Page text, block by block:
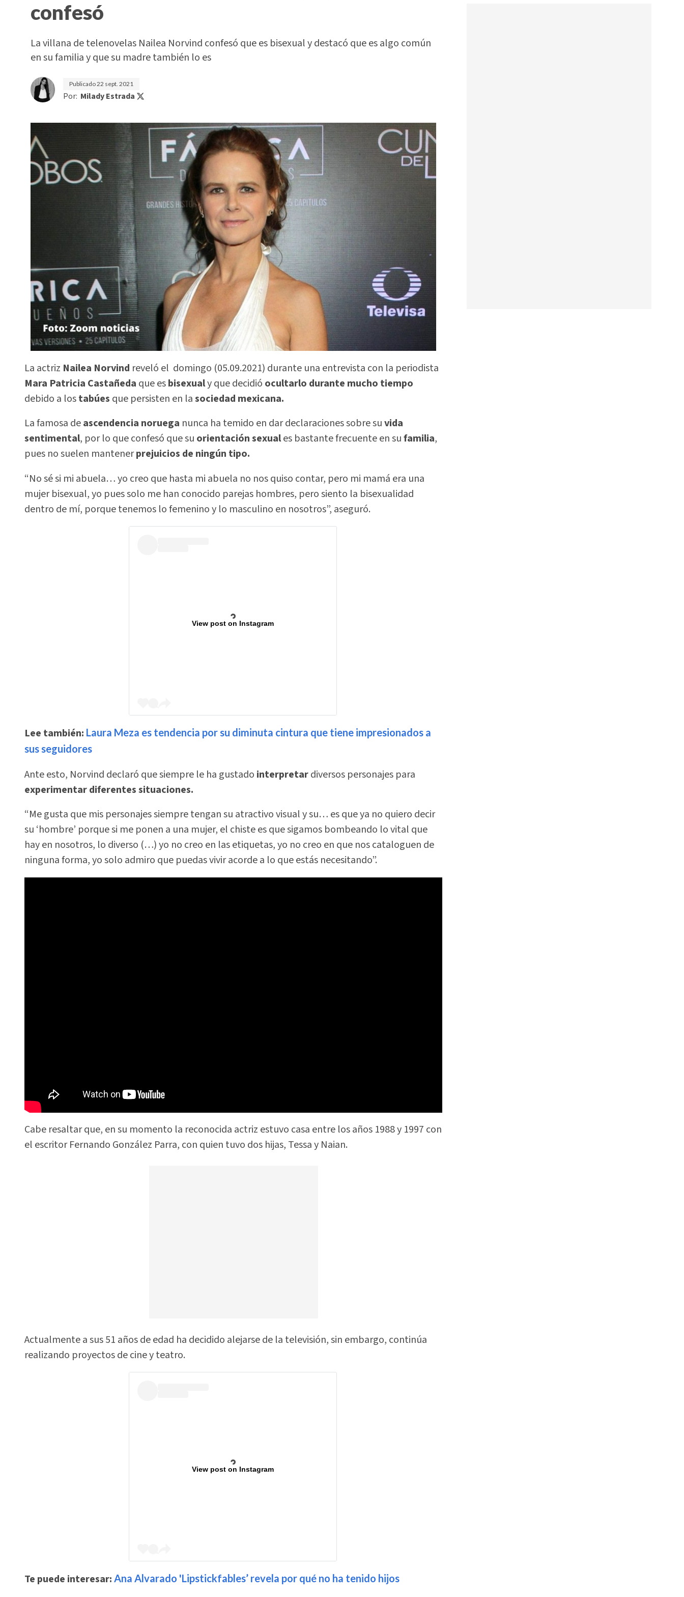
confesó
La villana de telenovelas Nailea Norvind confesó que es bisexual y destacó que es algo común
en su familia y que su madre también lo es
Publicado22 sept. 2021
Por: Milady Estrada
La actriz Nailea Norvind reveló el domingo (05.09.2021) durante una entrevista con la periodista
Mara Patricia Castañeda que esbisexualy que decidió ocultarlo durante mucho tiempo
debido a lostabúes que persisten en lasociedad mexicana.
La famosa deascendencia noruega nunca ha temido en dar declaraciones sobre suvida
sentimental, por lo que confesó que su orientación sexuales bastante frecuente en sufamilia,
pues no suelen mantenerprejuicios de ningún tipo.
“No sé si mi abuela… yo creo que hasta mi abuela no nos quiso contar, pero mi mamá era una
mujer bisexual, yo pues solo me han conocido parejas hombres, pero siento la bisexualidad
dentro de mí, porque tenemos lo femenino y lo masculino en nosotros”, aseguró.
View post on Instagram
Lee también: Laura Meza es tendencia por su diminuta cintura que tiene impresionados a
sus seguidores
Ante esto, Norvind declaró que siempre le ha gustado interpretardiversos personajes para
experimentar diferentes situaciones.
“Me gusta que mis personajes siempre tengan su atractivo visual y su… es que ya no quiero decir
su ‘hombre’ porque si me ponen a una mujer, el chiste es que sigamos bombeando lo vital que
hay en nosotros, lo diverso (…) yo no creo en las etiquetas, yo no creo en que nos cataloguen de
ninguna forma, yo solo admiro que puedas vivir acorde a lo que estás necesitando”.
Cabe resaltar que, en su momento la reconocida actriz estuvo casa entre los años 1988 y 1997 con
el escritor Fernando González Parra, con quien tuvo dos hijas, Tessa y Naian.
Actualmente a sus 51 años de edad ha decidido alejarse de la televisión, sin embargo, continúa
realizando proyectos de cine y teatro.
View post on Instagram
Te puede interesar: Ana Alvarado 'Lipstickfables’ revela por qué no ha tenido hijos